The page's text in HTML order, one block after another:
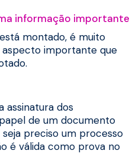
informação importante
montado, é muito
importante que
assinatura dos
de um documento
seja preciso um processo
é válida como prova no